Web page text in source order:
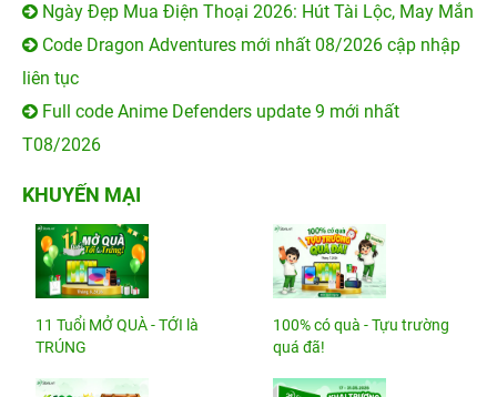
Ngày Đẹp Mua Điện Thoại 2026: Hút Tài Lộc, May Mắn
Code Dragon Adventures mới nhất 08/2026 cập nhập
liên tục
Full code Anime Defenders update 9 mới nhất
T08/2026
KHUYẾN MẠI
11 Tuổi MỞ QUÀ - TỚI là
TRÚNG
100% có quà - Tựu trường
quá đã!